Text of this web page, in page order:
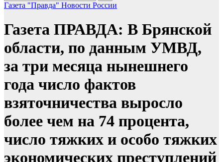
Газета "Правда" Новости России
Газета ПРАВДА: В Брянской
области, по данным УМВД,
за три месяца нынешнего
года число фактов
взяточничества выросло
более чем на 74 процента,
число тяжких и особо тяжких
экономических преступлений